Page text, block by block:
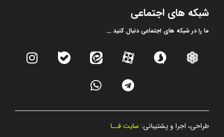
شبکه های اجتماعی
ما را در شبکه های اجتماعی دنبال کنید ...
طراحی، اجرا و پشتیبانی: سایت فــا